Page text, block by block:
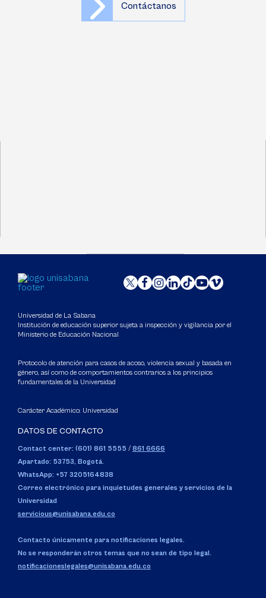
Contáctanos
Universidad de La Sabana
Institución de educación superior sujeta a inspección y vigilancia por el
Ministerio de Educación Nacional
Protocolo de atención para casos de acoso, violencia sexual y basada en
género, así como de comportamientos contrarios a los principios
fundamentales de la Universidad
Carácter Académico: Universidad
DATOS DE CONTACTO
Contact center: (601) 861 5555 / 861 6666
Apartado: 53753, Bogotá.
WhatsApp: +57 3205164838
Correo electrónico para inquietudes generales y servicios de la
Universidad
servicious@unisabana.edu.co
Contacto únicamente para notificaciones legales.
No se responderán otros temas que no sean de tipo legal.
notificacioneslegales@unisabana.edu.co